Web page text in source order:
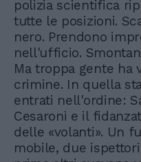
polizia scientifica
tutte le posizioni.
nero. Prendono
nell'ufficio.
Ma troppa gente ha
crimine. In quella
entrati nell'ordine:
Cesaroni e il
delle «volanti». Un
mobile, due